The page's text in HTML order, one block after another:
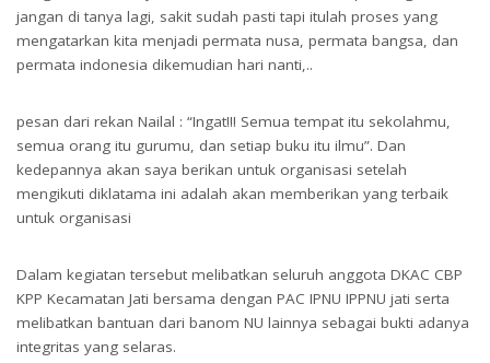
jangan di tanya lagi, sakit sudah pasti tapi itulah proses yang
mengatarkan kita menjadi permata nusa, permata bangsa, dan
permata indonesia dikemudian hari nanti,..
pesan dari rekan Nailal : “Ingat!!! Semua tempat itu sekolahmu,
semua orang itu gurumu, dan setiap buku itu ilmu”. Dan
kedepannya akan saya berikan untuk organisasi setelah
mengikuti diklatama ini adalah akan memberikan yang terbaik
untuk organisasi
Dalam kegiatan tersebut melibatkan seluruh anggota DKAC CBP
KPP Kecamatan Jati bersama dengan PAC IPNU IPPNU jati serta
melibatkan bantuan dari banom NU lainnya sebagai bukti adanya
integritas yang selaras.